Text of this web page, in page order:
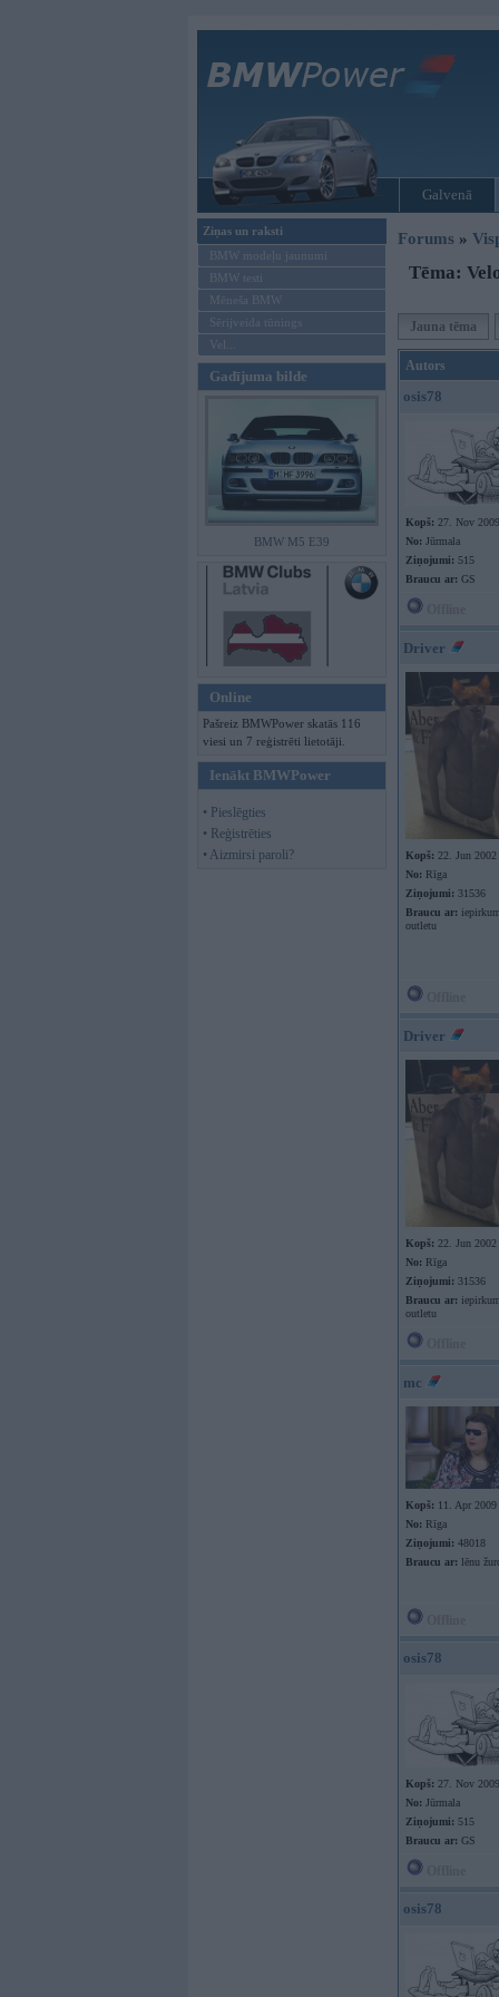
Galvenā
Ziņas un raksti
BMW modeļu jaunumi
BMW testi
Mēneša BMW
Sērijveida tūnings
Vel...
Gadījuma bilde
BMW M5 E39
Online
Pašreiz BMWPower skatās 116
viesi un 7 reģistrēti lietotāji.
Ienākt BMWPower
• Pieslēgties
• Reģistrēties
• Aizmirsi paroli?
Forums »
Tēma:
Jauna tēma
Autors
osis78
Kopš: 27. Nov 2009
No: Jūrmala
Ziņojumi: 515
Braucu ar: GS
Driver
Kopš: 22. Jun 2002
No: Rīga
Ziņojumi: 31536
Braucu ar:
outletu
Driver
Kopš: 22. Jun 2002
No: Rīga
Ziņojumi: 31536
Braucu ar:
outletu
mc
Kopš: 11. Apr 2009
No: Rīga
Ziņojumi: 48018
Braucu ar: lēnu
osis78
Kopš: 27. Nov 2009
No: Jūrmala
Ziņojumi: 515
Braucu ar: GS
osis78